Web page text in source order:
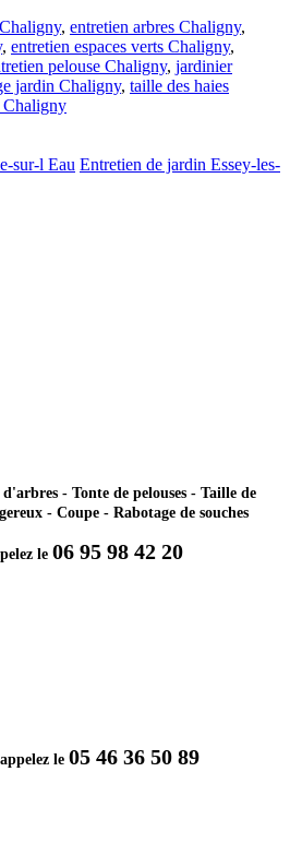
, entretien arbres Chaligny,
, entretien espaces verts Chaligny,
pelouse Chaligny, jardinier
jardin Chaligny, taille des haies
Chaligny
sur-l Eau Entretien de jardin Essey-les-
- Tonte de pelouses - Taille de
- Coupe - Rabotage de souches
le 06 95 98 42 20
le 05 46 36 50 89